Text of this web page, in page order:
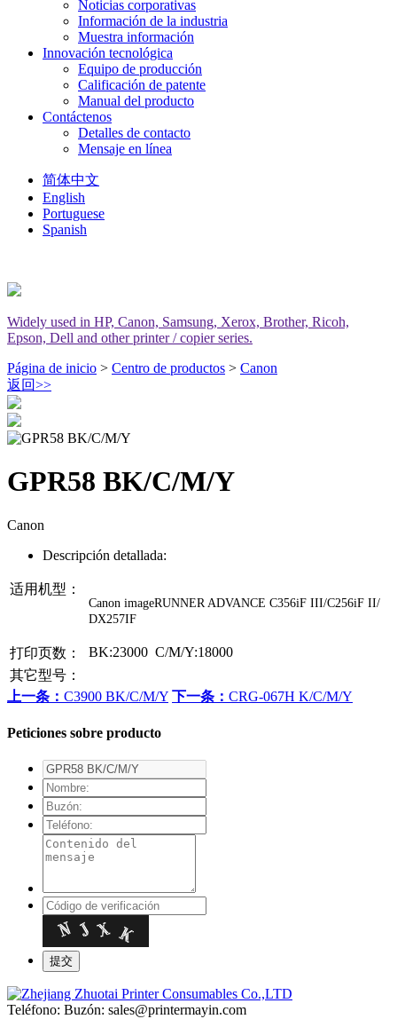
Noticias corporativas
Información de la industria
Muestra información
Innovación tecnológica
Equipo de producción
Calificación de patente
Manual del producto
Contáctenos
Detalles de contacto
Mensaje en línea
简体中文
English
Portuguese
Spanish
Widely used in HP, Canon, Samsung, Xerox, Brother, Ricoh,
Epson, Dell and other printer / copier series.
Página de inicio > Centro de productos > Canon
返回>>
GPR58 BK/C/M/Y
Canon
Descripción detallada:
适用机型：
Canon imageRUNNER ADVANCE C356iF III/C256iF II/
DX257IF
打印页数：
BK:23000 C/M/Y:18000
其它型号：
上一条： C3900 BK/C/M/Y 下一条： CRG-067H K/C/M/Y
Peticiones sobre producto
Teléfono: Buzón: sales@printermayin.com